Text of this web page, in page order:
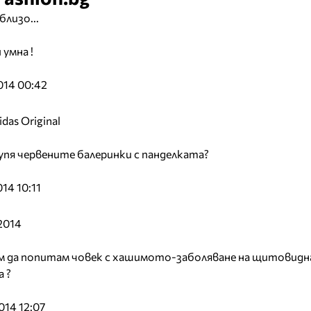
умна !
00:42
Original
червените балеринки с панделката?
10:11
да попитам човек с хашимото-заболяване на
?
12:07